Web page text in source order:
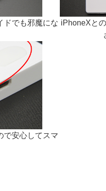
ドでも邪魔にな iPhoneXと
で安心してスマ